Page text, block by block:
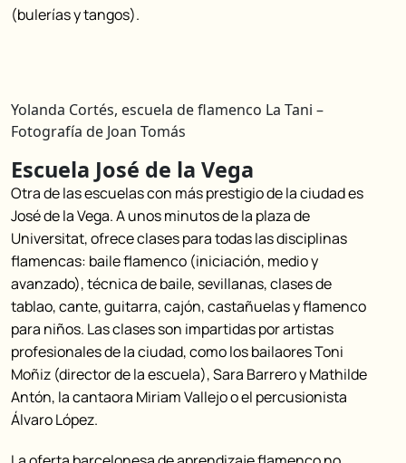
(bulerías y tangos).
Yolanda Cortés, escuela de flamenco La Tani –
Fotografía de Joan Tomás
Escuela José de la Vega
Otra de las escuelas con más prestigio de la ciudad es
José de la Vega. A unos minutos de la plaza de
Universitat, ofrece clases para todas las disciplinas
flamencas: baile flamenco (iniciación, medio y
avanzado), técnica de baile, sevillanas, clases de
tablao, cante, guitarra, cajón, castañuelas y flamenco
para niños. Las clases son impartidas por artistas
profesionales de la ciudad, como los bailaores Toni
Moñiz (director de la escuela), Sara Barrero y Mathilde
Antón, la cantaora Miriam Vallejo o el percusionista
Álvaro López.